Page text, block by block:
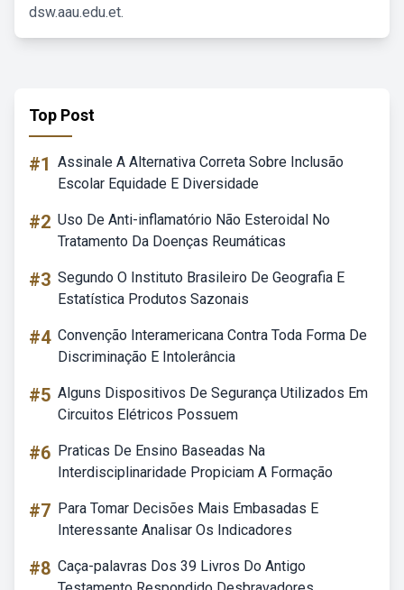
dsw.aau.edu.et.
Top Post
#1 Assinale A Alternativa Correta Sobre Inclusão
Escolar Equidade E Diversidade
#2 Uso De Anti-inflamatório Não Esteroidal No
Tratamento Da Doenças Reumáticas
#3 Segundo O Instituto Brasileiro De Geografia E
Estatística Produtos Sazonais
#4 Convenção Interamericana Contra Toda Forma De
Discriminação E Intolerância
#5 Alguns Dispositivos De Segurança Utilizados Em
Circuitos Elétricos Possuem
#6 Praticas De Ensino Baseadas Na
Interdisciplinaridade Propiciam A Formação
#7 Para Tomar Decisões Mais Embasadas E
Interessante Analisar Os Indicadores
#8 Caça-palavras Dos 39 Livros Do Antigo